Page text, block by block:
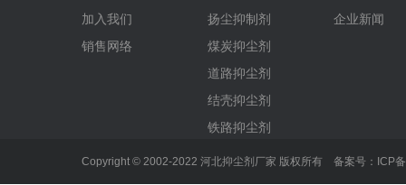
加入我们
销售网络
扬尘抑制剂
煤炭抑尘剂
道路抑尘剂
结壳抑尘剂
铁路抑尘剂
企业新闻
Copyright © 2002-2022 河北抑尘剂厂家 版权所有 备案号： ICP